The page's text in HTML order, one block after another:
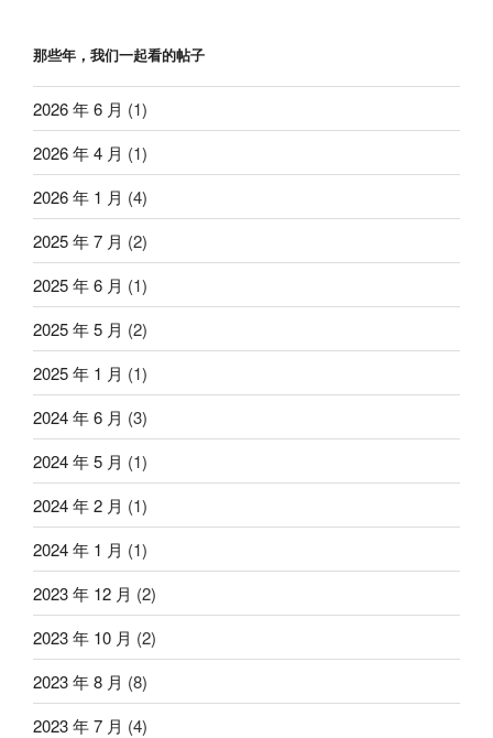
那些年，我们一起看的帖子
2026 年 6 月 (1)
2026 年 4 月 (1)
2026 年 1 月 (4)
2025 年 7 月 (2)
2025 年 6 月 (1)
2025 年 5 月 (2)
2025 年 1 月 (1)
2024 年 6 月 (3)
2024 年 5 月 (1)
2024 年 2 月 (1)
2024 年 1 月 (1)
2023 年 12 月 (2)
2023 年 10 月 (2)
2023 年 8 月 (8)
2023 年 7 月 (4)